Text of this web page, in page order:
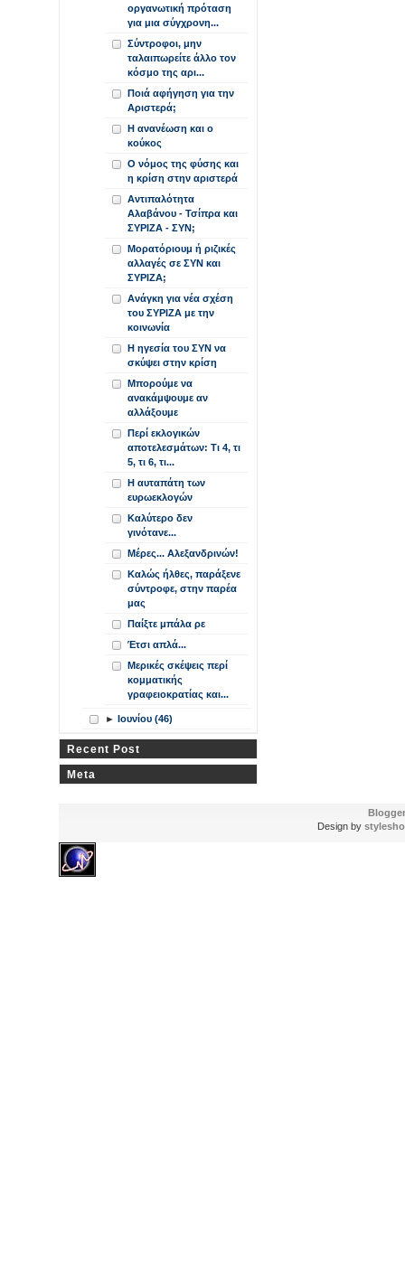
οργανωτική πρόταση
για μια σύγχρονη...
Σύντροφοι, μην
ταλαιπωρείτε άλλο τον
κόσμο της αρι...
Ποιά αφήγηση για την
Αριστερά;
Η ανανέωση και ο
κούκος
Ο νόμος της φύσης και
η κρίση στην αριστερά
Αντιπαλότητα
Αλαβάνου - Τσίπρα και
ΣΥΡΙΖΑ - ΣΥΝ;
Μορατόριουμ ή ριζικές
αλλαγές σε ΣΥΝ και
ΣΥΡΙΖΑ;
Ανάγκη για νέα σχέση
του ΣΥΡΙΖΑ με την
κοινωνία
Η ηγεσία του ΣΥΝ να
σκύψει στην κρίση
Μπορούμε να
ανακάμψουμε αν
αλλάξουμε
Περί εκλογικών
αποτελεσμάτων: Τι 4, τι
5, τι 6, τι...
Η αυταπάτη των
ευρωεκλογών
Καλύτερο δεν
γινότανε...
Μέρες... Αλεξανδρινών!
Καλώς ήλθες, παράξενε
σύντροφε, στην παρέα
μας
Παίξτε μπάλα ρε
Έτσι απλά...
Μερικές σκέψεις περί
κομματικής
γραφειοκρατίας και...
► Ιουνίου (46)
Recent Post
Meta
Design by